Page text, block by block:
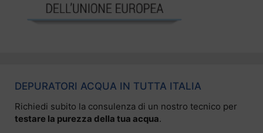
DEPURATORI ACQUA IN TUTTA ITALIA
Richiedi subito la consulenza di un nostro tecnico per
testare la purezza della tua acqua.